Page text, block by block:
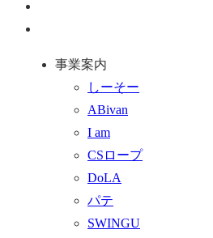
事業案内
しーそー
ABivan
I am
CSロープ
DoLA
パテ
SWINGU